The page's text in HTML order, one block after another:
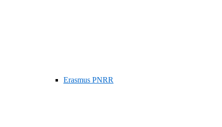
Erasmus PNRR